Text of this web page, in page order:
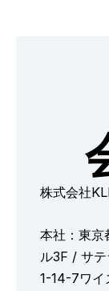
株式会社
本社：東京
ル3F / サ
1-14-7ワイ